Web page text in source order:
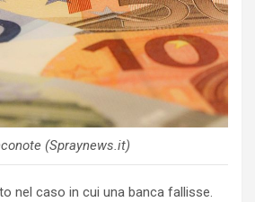
(Spraynews.it)
nel caso in cui una banca fallisse.